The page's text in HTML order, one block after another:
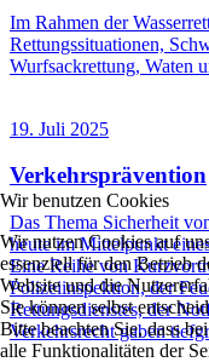
Im Rahmen der
Rettungssituationen,
Wurfsackrettung, Waten
19. Juli 2025
Verkehrsprävention
Das Thema Sicherheit
heute im Mittelpunkt
Eine Reihe von
Polizeiinspektion, der
Rettungsdienstes, der
Verkehrsrecht gaben
Wir benutzen Cookies
Wir nutzen Cookies auf
essenziell für den Betrieb
Website und die
Sie können selbst
Bitte beachten Sie, dass
alle Funktionalitäten der